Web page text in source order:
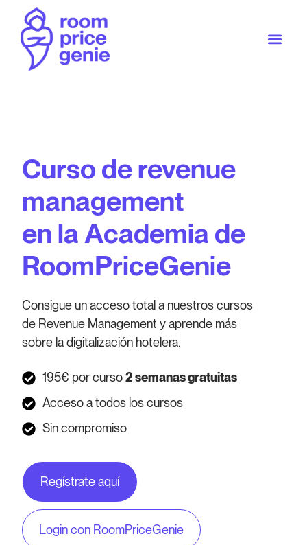
Curso de revenue
management
en la Academia de
RoomPriceGenie
Consigue un acceso total a nuestros cursos
de Revenue Management y aprende más
sobre la digitalización hotelera.
195€ por curso2 semanas gratuitas
Acceso a todos los cursos
Sin compromiso
Regístrate aquí
Login con RoomPriceGenie